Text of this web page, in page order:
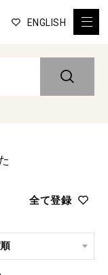
ENGLISH
全て登録